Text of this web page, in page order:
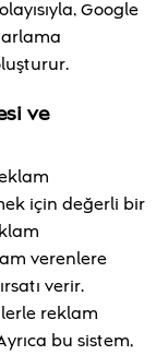
Google
ve
için değerli bir
verenlere
verir.
reklam
bu sistem,